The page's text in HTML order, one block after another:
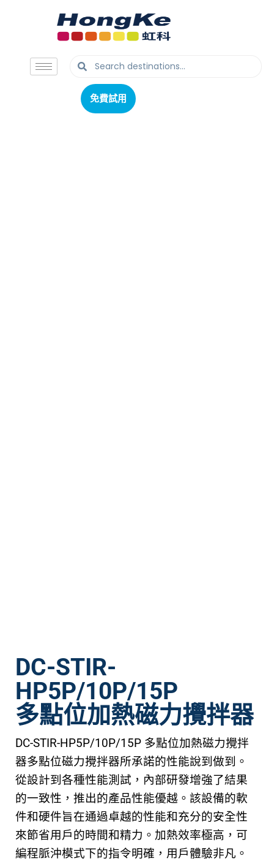
免費試用
免費試用
DC-STIR-
HP5P/10P/15P
多點位加熱磁力攪拌器
DC-STIR-HP5P/10P/15P 多點位加熱磁力攪拌
器多點位磁力攪拌器所承諾的性能說到做到。
從設計到各種性能測試，內部研發增強了結果
的一致性，推出的產品性能優越。該設備的軟
件和硬件旨在通過卓越的性能和充分的安全性
來節省用戶的時間和精力。加熱效率極高，可
編程脈沖模式下的指令明確，用戶體驗非凡。